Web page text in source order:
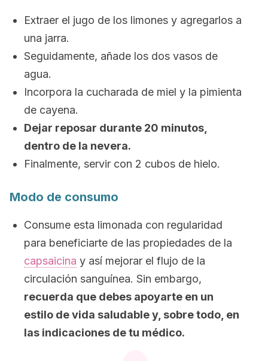
Extraer el jugo de los limones y agregarlos a
una jarra.
Seguidamente, añade los dos vasos de
agua.
Incorpora la cucharada de miel y la pimienta
de cayena.
Dejar reposar durante 20 minutos,
dentro de la nevera.
Finalmente, servir con 2 cubos de hielo.
Modo de consumo
Consume esta limonada con regularidad
para beneficiarte de las propiedades de la
capsaicina y así mejorar el flujo de la
circulación sanguínea. Sin embargo,
recuerda que debes apoyarte en un
estilo de vida saludable y, sobre todo, en
las indicaciones de tu médico.